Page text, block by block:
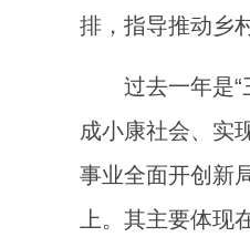
排，指导推动乡
过去一年是
成小康社会、实
事业全面开创新
上。其主要体现